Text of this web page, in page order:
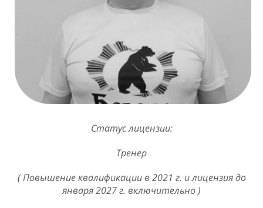
Статус лицензии:
Тренер
( Повышение квалификации в 2021 г. и лицензия до
января 2027 г. включительно )